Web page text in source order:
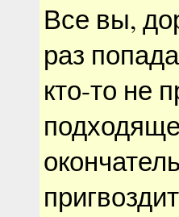
Все вы,
раз
кто-то не